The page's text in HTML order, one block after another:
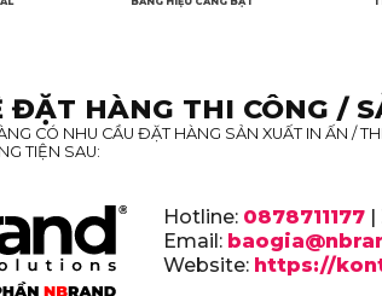
ĐẶT HÀNG THI CÔNG /
CÓ NHU CẦU ĐẶT HÀNG SẢN XUẤT IN ẤN /
TIỆN SAU:
Hotline: 0878711177|
Email:
Website: https://